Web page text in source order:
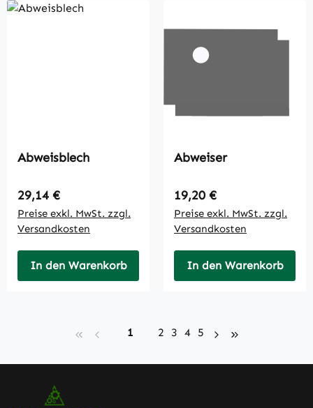
Abweisblech
Regulärer Preis:
29,14 €
Preise exkl. MwSt. zzgl.
Versandkosten
In den Warenkorb
Abweiser
Regulärer Preis:
19,20 €
Preise exkl. MwSt. zzgl.
Versandkosten
In den Warenkorb
Seite
1 Seite
2 Seite
3 Seite
4 Seite
5